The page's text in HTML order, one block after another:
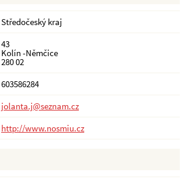
Středočeský kraj
43
Kolín -Němčice
280 02
603586284
jolanta.j@seznam.cz
http://www.nosmiu.cz